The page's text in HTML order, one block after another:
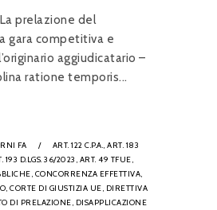
prelazione del
gara competitiva e
aggiudicatario –
ratione temporis...
FA / ART. 122 C.P.A., ART. 183
193 D.LGS. 36/2023, ART. 49 TFUE,
CONCORRENZA EFFETTIVA,
CORTE DI GIUSTIZIA UE, DIRETTIVA
DI PRELAZIONE, DISAPPLICAZIONE